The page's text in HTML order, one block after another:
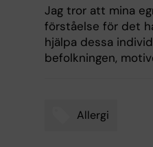
Jag tror att mina
förståelse för det
hjälpa dessa
befolkningen,
Allergi